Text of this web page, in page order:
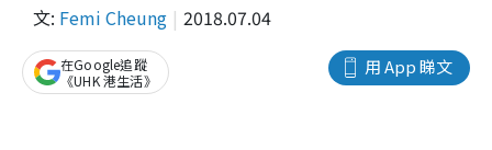
文: Femi Cheung 2018.07.04
用 App 睇文
在Google追蹤
《UHK 港生活》